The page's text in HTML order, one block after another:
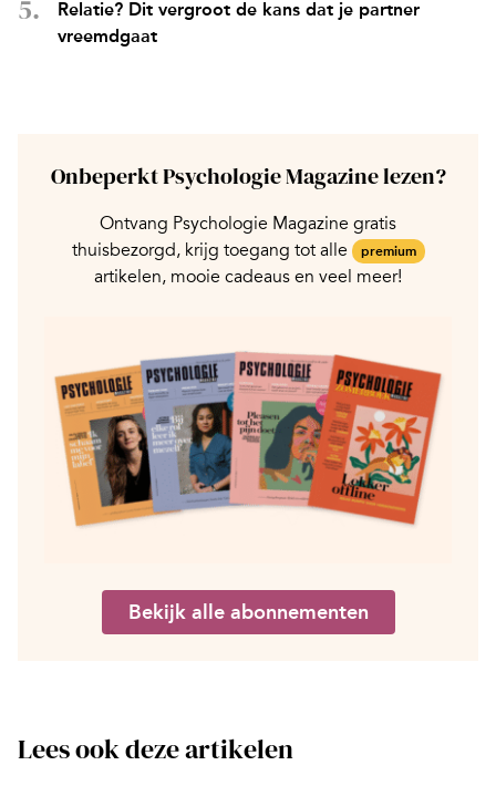
Relatie? Dit vergroot de kans dat je partner
vreemdgaat
Onbeperkt Psychologie Magazine lezen?
Ontvang Psychologie Magazine gratis
thuisbezorgd, krijg toegang tot alle
premium
artikelen, mooie cadeaus en veel meer!
Bekijk alle abonnementen
Lees ook deze artikelen